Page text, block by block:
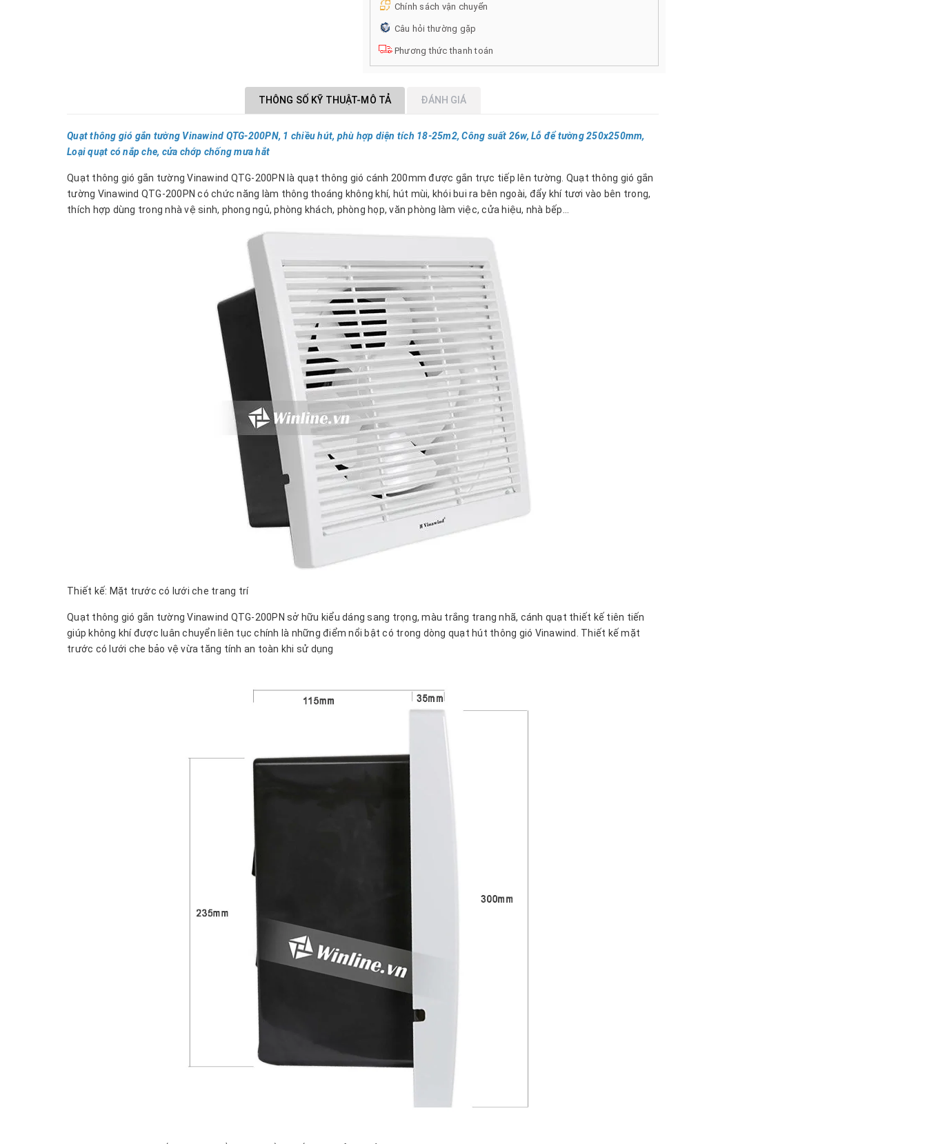
Chính sách vận chuyển
Câu hỏi thường gặp
Phương thức thanh toán
THÔNG SỐ KỸ THUẬT-MÔ TẢ ĐÁNH GIÁ
Quạt thông gió gắn tường Vinawind QTG-200PN, 1 chiều hút, phù hợp diện tích 18-25m2, Công suất 26w, Lỗ để tường 250x250mm,
Loại quạt có nắp che, cửa chớp chống mưa hắt
Quạt thông gió gắn tường Vinawind QTG-200PN là quạt thông gió cánh 200mm được gắn trực tiếp lên tường. Quạt thông gió gắn
tường Vinawind QTG-200PN có chức năng làm thông thoáng không khí, hút mùi, khói bui ra bên ngoài, đẩy khí tươi vào bên trong,
thích hợp dùng trong nhà vệ sinh, phong ngủ, phòng khách, phòng họp, văn phòng làm việc, cửa hiệu, nhà bếp…
Thiết kế: Mặt trước có lưới che trang trí
Quạt thông gió gắn tường Vinawind QTG-200PN sở hữu kiểu dáng sang trọng, màu trắng trang nhã, cánh quạt thiết kế tiên tiến
giúp không khí được luân chuyển liên tục chính là những điểm nổi bật có trong dòng quạt hút thông gió Vinawind. Thiết kế mặt
trước có lưới che bảo vệ vừa tăng tính an toàn khi sử dụng